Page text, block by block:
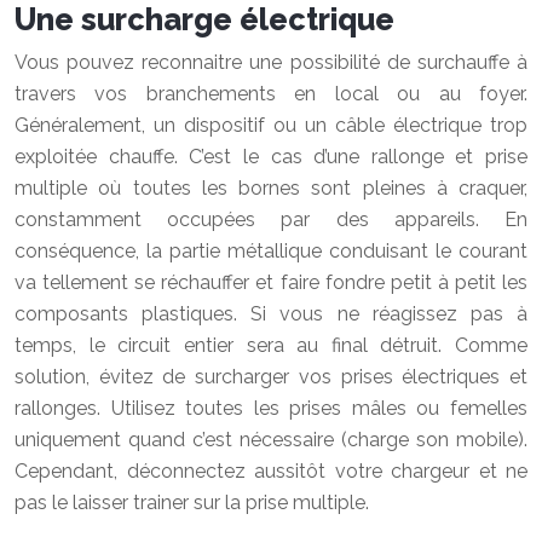
Une surcharge électrique
Vous pouvez reconnaitre une possibilité de surchauffe à
travers vos branchements en local ou au foyer.
Généralement, un dispositif ou un câble électrique trop
exploitée chauffe. C’est le cas d’une rallonge et prise
multiple où toutes les bornes sont pleines à craquer,
constamment occupées par des appareils. En
conséquence, la partie métallique conduisant le courant
va tellement se réchauffer et faire fondre petit à petit les
composants plastiques. Si vous ne réagissez pas à
temps, le circuit entier sera au final détruit. Comme
solution, évitez de surcharger vos prises électriques et
rallonges. Utilisez toutes les prises mâles ou femelles
uniquement quand c’est nécessaire (charge son mobile).
Cependant, déconnectez aussitôt votre chargeur et ne
pas le laisser trainer sur la prise multiple.